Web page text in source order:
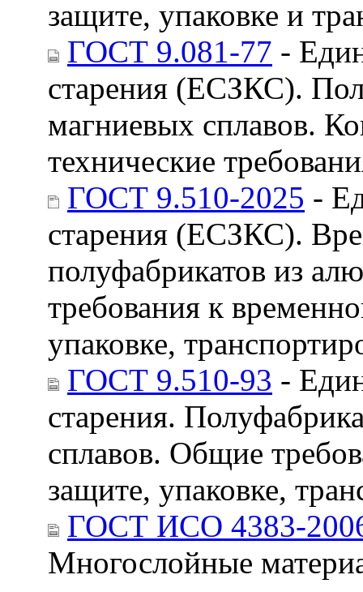
защите, упаковке и
ГОСТ 9.081-77 -
старения (ЕСЗКС).
магниевых сплавов.
технические
ГОСТ 9.510-2025 -
старения (ЕСЗКС).
полуфабрикатов из
требования к
упаковке,
ГОСТ 9.510-93 -
старения.
сплавов. Общие
защите, упаковке,
ГОСТ ИСО 4383-
Многослойные